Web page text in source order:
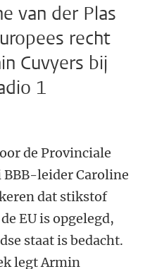
van der Plas
recht
Cuvyers bij
1
de Provinciale
leider Caroline
dat stikstof
EU is opgelegd,
staat is bedacht.
legt Armin